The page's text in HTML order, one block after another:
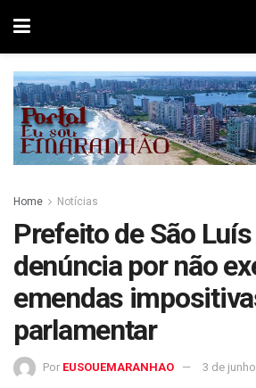
Home Notícias
Prefeito de São
denúncia por não
emendas
parlamentar
Por EUSOUEMARANHAO 3 de